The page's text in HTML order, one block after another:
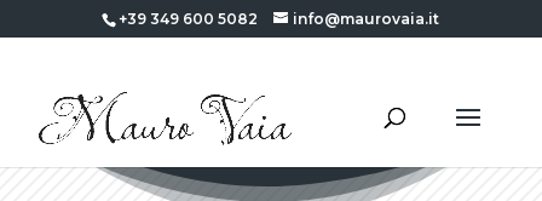
+39 349 600 5082 info@maurovaia.it
Falsi d’autore